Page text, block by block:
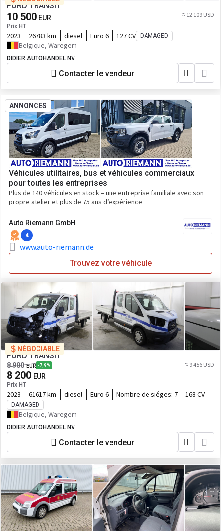
FORD TRANSIT
10 500 EUR
Prix HT
≈ 12 109 USD
2023 26783 km diesel Euro 6 127 CV DAMAGED
Belgique, Waregem
DIDIER AUTOHANDEL NV
Contacter le vendeur
ANNONCES
Véhicules utilitaires, bus et véhicules commerciaux
pour toutes les entreprises
Plus de 140 véhicules en stock – une entreprise familiale avec son
propre atelier et plus de 75 ans d’expérience
Auto Riemann GmbH
4
www.auto-riemann.de
Trouvez votre véhicule
NÉGOCIABLE
FORD TRANSIT
8 900 EUR -7,9%
8 200 EUR
Prix HT
≈ 9 456 USD
2023 61617 km diesel Euro 6 Nombre de siéges: 7 168 CV
DAMAGED
Belgique, Waregem
DIDIER AUTOHANDEL NV
Contacter le vendeur